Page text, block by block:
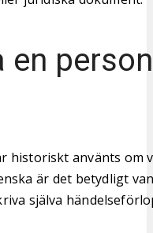
en
historiskt använts om
är det betydligt
själva